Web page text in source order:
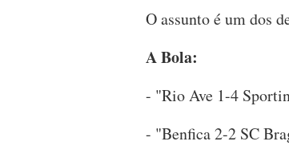
O assunto é um dos
A Bola:
- "Rio Ave 1-4
- "Benfica 2-2 SC